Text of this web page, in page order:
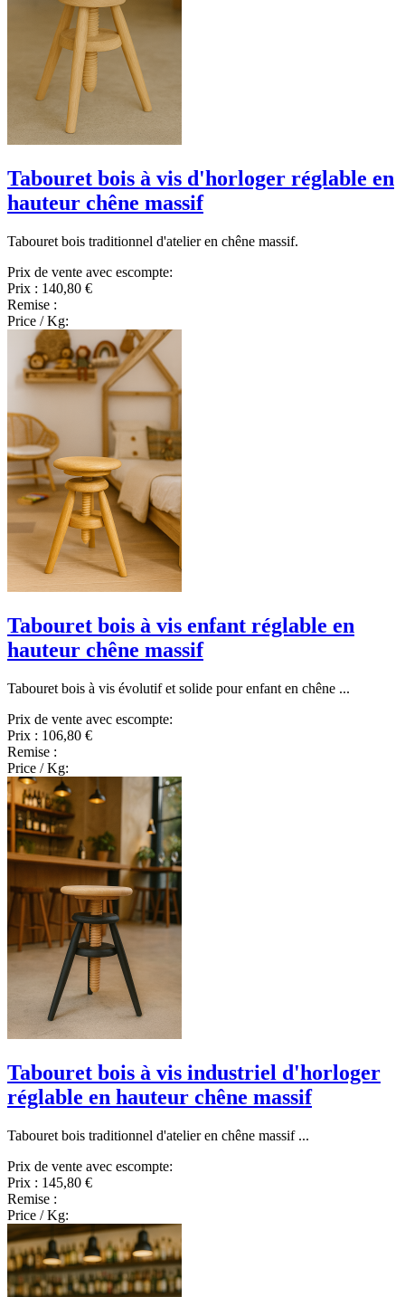
Tabouret bois à vis d'horloger réglable en
hauteur chêne massif
Tabouret bois traditionnel d'atelier en chêne massif.
Prix de vente avec escompte:
Prix : 140,80 €
Remise :
Price / Kg:
Tabouret bois à vis enfant réglable en
hauteur chêne massif
Tabouret bois à vis évolutif et solide pour enfant en chêne ...
Prix de vente avec escompte:
Prix : 106,80 €
Remise :
Price / Kg:
Tabouret bois à vis industriel d'horloger
réglable en hauteur chêne massif
Tabouret bois traditionnel d'atelier en chêne massif ...
Prix de vente avec escompte:
Prix : 145,80 €
Remise :
Price / Kg: